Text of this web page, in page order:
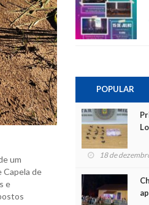
um
Capela de
e
POPULAR
18 de